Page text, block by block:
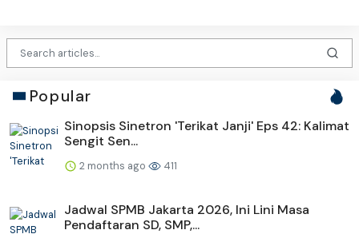
Popular
Sinopsis Sinetron 'Terikat Janji' Eps 42: Kalimat
Sengit Sen...
2 months ago 411
Jadwal SPMB Jakarta 2026, Ini Lini Masa
Pendaftaran SD, SMP,...